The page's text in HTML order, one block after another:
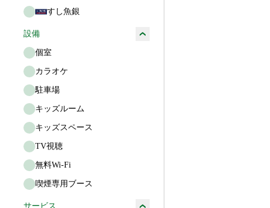
すし魚銀
設備
個室
カラオケ
駐車場
キッズルーム
キッズスペース
TV視聴
無料Wi-Fi
喫煙専用ブース
サービス